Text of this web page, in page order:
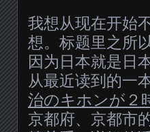
我想从现在开始
想。标题里之所
因为日本就是日
从最近读到的一
治のキホンが２
京都府、京都市